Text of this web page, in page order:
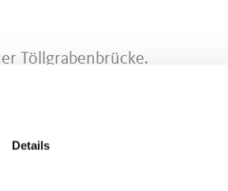
Details
Töllgrabenbrücke.
einfach zu